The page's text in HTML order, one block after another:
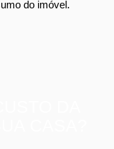
do imóvel.